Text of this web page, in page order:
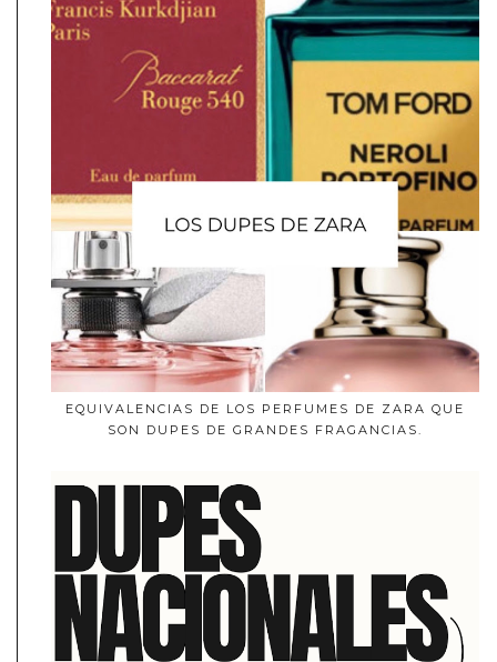
EQUIVALENCIAS DE LOS PERFUMES DE ZARA QUE
SON DUPES DE GRANDES FRAGANCIAS.